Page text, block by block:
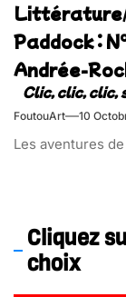
Littérature/
Paddock :
Andrée-
FoutouArt 10
Les aventures
Cliquez
choix